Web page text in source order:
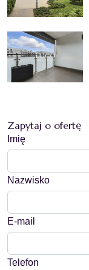
Zapytaj o ofertę
Imię
Nazwisko
E-mail
Telefon